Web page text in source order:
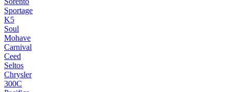
Sportage
K5
Soul
Mohave
Carnival
Ceed
Seltos
Chrysler
300C